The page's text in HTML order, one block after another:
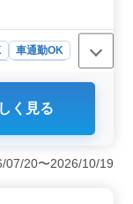
車通勤OK
での勤務で、
〜3日からの柔
立がしやす
く見る
20〜2026/10/19